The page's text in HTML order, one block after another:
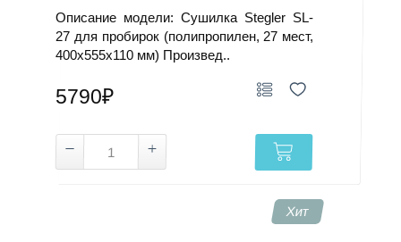
Описание модели: Сушилка Stegler SL-
27 для пробирок (полипропилен, 27 мест,
400х555х110 мм) Произвед..
5790₽
Хит